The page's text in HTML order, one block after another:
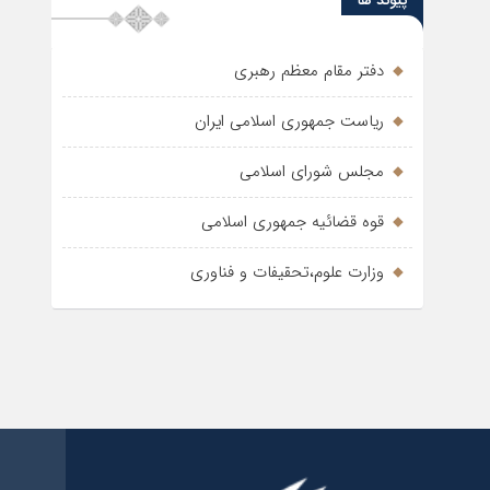
دفتر مقام معظم رهبری
ریاست جمهوری اسلامی ایران
مجلس شورای اسلامی
قوه قضائیه جمهوری اسلامی
وزارت علوم،تحقیفات و فناوری